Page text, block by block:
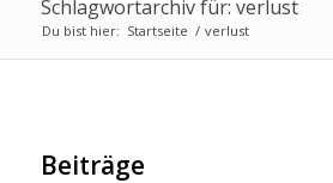
Schlagwortarchiv für: verlust
Du bist hier: Startseite / verlust
Beiträge